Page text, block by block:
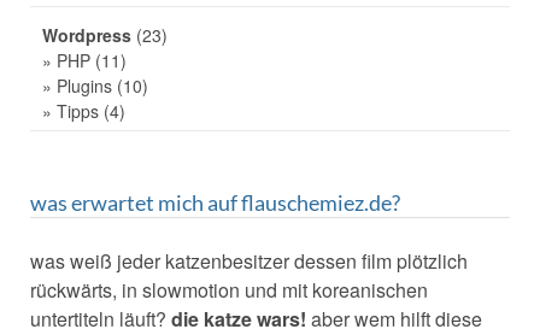
Wordpress (23)
» PHP (11)
» Plugins (10)
» Tipps (4)
was erwartet mich auf flauschemiez.de?
was weiß jeder katzenbesitzer dessen film plötzlich
rückwärts, in slowmotion und mit koreanischen
untertiteln läuft? die katze wars! aber wem hilft diese